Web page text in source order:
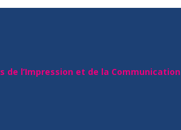
de l’Impression et de la Communication